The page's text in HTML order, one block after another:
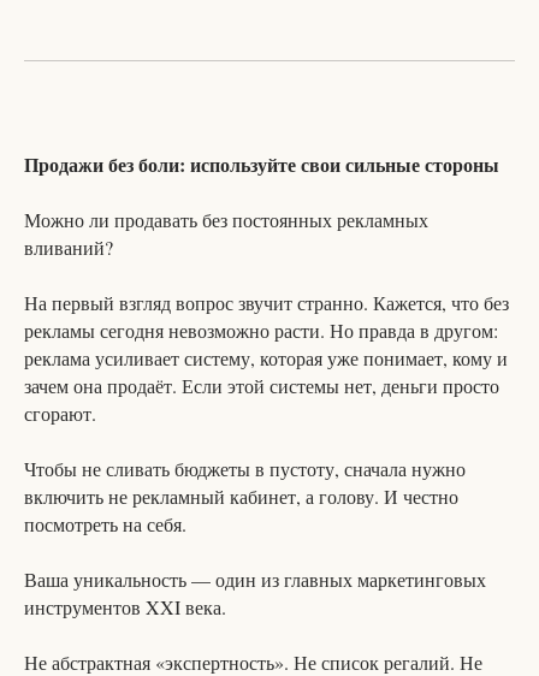
Продажи без боли: используйте свои сильные стороны
Можно ли продавать без постоянных рекламных
вливаний?
На первый взгляд вопрос звучит странно. Кажется, что без
рекламы сегодня невозможно расти. Но правда в другом:
реклама усиливает систему, которая уже понимает, кому и
зачем она продаёт. Если этой системы нет, деньги просто
сгорают.
Чтобы не сливать бюджеты в пустоту, сначала нужно
включить не рекламный кабинет, а голову. И честно
посмотреть на себя.
Ваша уникальность — один из главных маркетинговых
инструментов XXI века.
Не абстрактная «экспертность». Не список регалий. Не